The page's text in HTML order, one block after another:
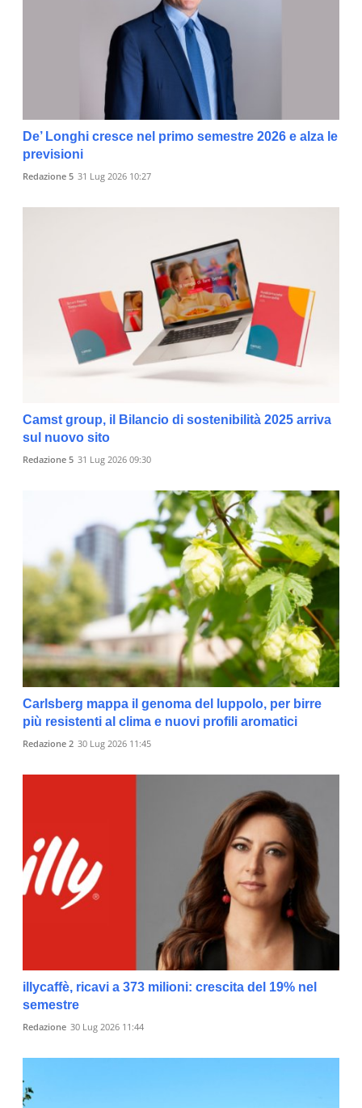
De’ Longhi cresce nel primo semestre 2026 e alza le
previsioni
Redazione 5 31 Lug 2026 10:27
Camst group, il Bilancio di sostenibilità 2025 arriva
sul nuovo sito
Redazione 5 31 Lug 2026 09:30
Carlsberg mappa il genoma del luppolo, per birre
più resistenti al clima e nuovi profili aromatici
Redazione 2 30 Lug 2026 11:45
illycaffè, ricavi a 373 milioni: crescita del 19% nel
semestre
Redazione 30 Lug 2026 11:44